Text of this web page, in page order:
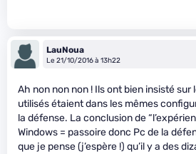
LauNoua
Le 21/10/2016 à 13h22
Ah non non non ! Ils ont bien insisté sur
utilisés étaient dans les mêmes
la défense. La conclusion de
Windows = passoire donc Pc de la
que je pense (j’espère !) qu’il y a des